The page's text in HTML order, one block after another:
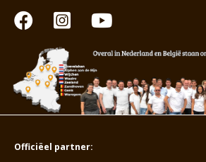
Officiëel partner: